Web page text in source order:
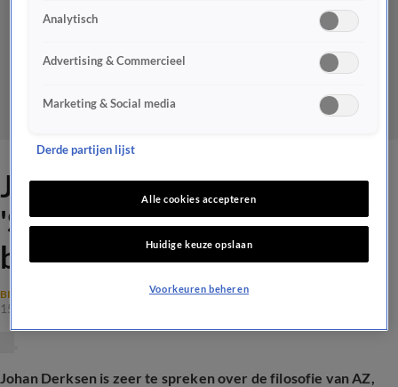
Johan over filosofie van AZ:
'Spelers worden bij hen altijd
beter'
BINNENLANDS VOETBAL
15 feb 2025, 12:47
Johan Derksen is zeer te spreken over de filosofie van AZ,
Analytisch
Advertising & Commercieel
Marketing & Social media
Derde partijen lijst
Alle cookies accepteren
Huidige keuze opslaan
Voorkeuren beheren